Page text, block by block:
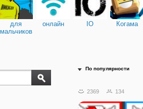
для
мальчиков
онлайн IO Когама
По популярности
2369 134